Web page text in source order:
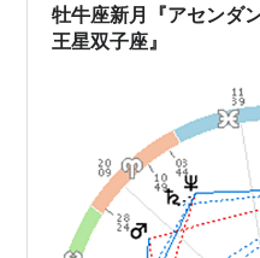
牡牛座新月『アセンダ
王星双子座』